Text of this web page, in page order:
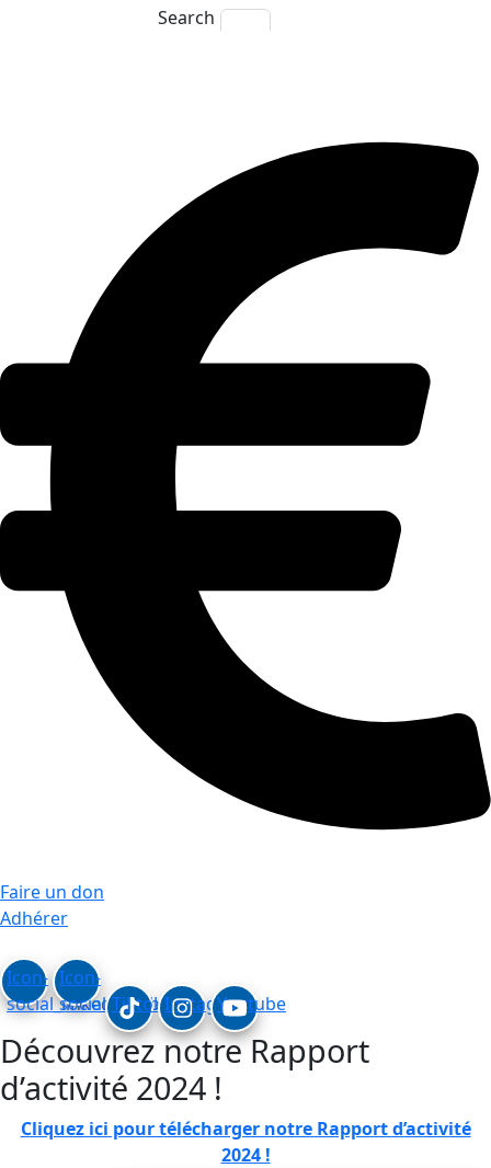
Faire un don
Adhérer
Icon-
social_linkedin
Icon-
social_facebook
TiktokInstagramYoutube
Search
Découvrez notre Rapport
d’activité 2024 !
Cliquez ici pour télécharger notre Rapport d’activité
2024 !